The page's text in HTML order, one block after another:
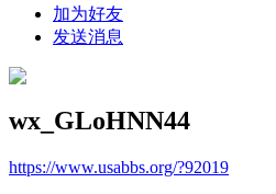
加为好友
发送消息
wx_GLoHNN44
https://www.usabbs.org/?92019